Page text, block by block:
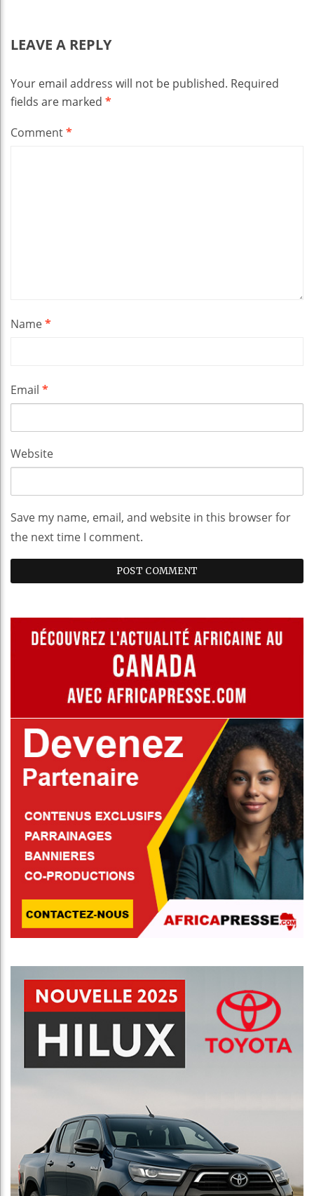
LEAVE A REPLY
Your email address will not be published. Required
fields are marked *
Comment*
Name*
Email *
Website
Save my name, email, and website in this browser for
the next time I comment.